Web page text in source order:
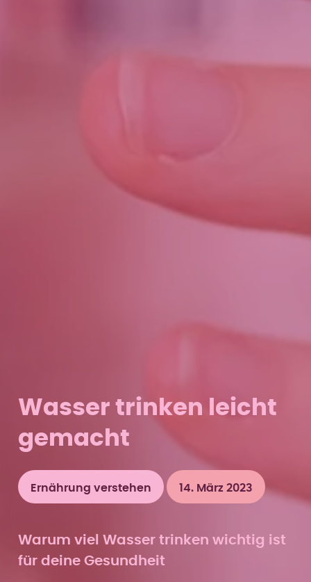
Wasser trinken leicht
gemacht
Ernährung verstehen 14. März 2023
Warum viel Wasser trinken wichtig ist
für deine Gesundheit